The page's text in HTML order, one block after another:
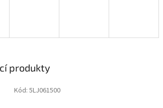
produkty
Kód: 5LJ061500